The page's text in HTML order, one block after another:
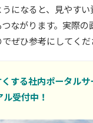
になると、見やす
ながります。実際の
ぜひ参考にしてくだ
する社内ポータル
受付中！